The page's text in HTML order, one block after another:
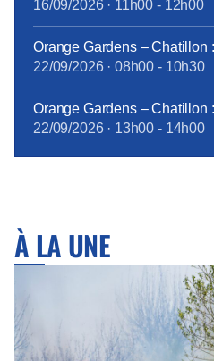
16/09/2026· 11h00 - 12h00
Orange Gardens – Chatillon
22/09/2026· 08h00 - 10h30
Orange Gardens – Chatillon
22/09/2026· 13h00 - 14h00
À LA UNE